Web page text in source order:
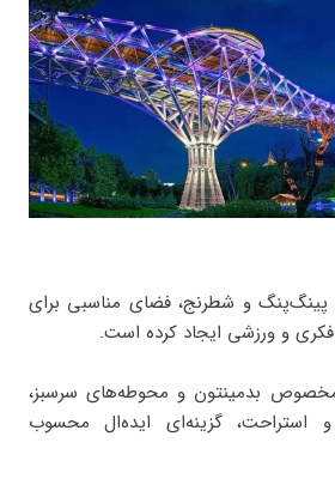
پینگ‌پنگ و شطرنج، فضای مناسبی برای
فکری و ورزشی ایجاد کرده است.
مخصوص بدمینتون و محوطه‌های سرسبز،
استراحت، گزینه‌ای ایده‌ال محسوب